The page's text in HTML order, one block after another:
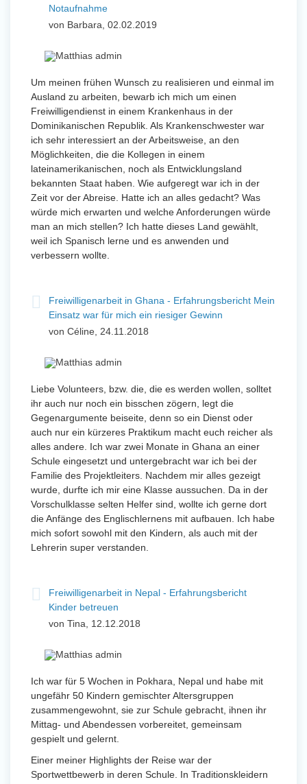
Notaufnahme
von Barbara, 02.02.2019
Um meinen frühen Wunsch zu realisieren und einmal im
Ausland zu arbeiten, bewarb ich mich um einen
Freiwilligendienst in einem Krankenhaus in der
Dominikanischen Republik. Als Krankenschwester war
ich sehr interessiert an der Arbeitsweise, an den
Möglichkeiten, die die Kollegen in einem
lateinamerikanischen, noch als Entwicklungsland
bekannten Staat haben. Wie aufgeregt war ich in der
Zeit vor der Abreise. Hatte ich an alles gedacht? Was
würde mich erwarten und welche Anforderungen würde
man an mich stellen? Ich hatte dieses Land gewählt,
weil ich Spanisch lerne und es anwenden und
verbessern wollte.
Freiwilligenarbeit in Ghana - Erfahrungsbericht Mein
Einsatz war für mich ein riesiger Gewinn
von Céline, 24.11.2018
Liebe Volunteers, bzw. die, die es werden wollen, solltet
ihr auch nur noch ein bisschen zögern, legt die
Gegenargumente beiseite, denn so ein Dienst oder
auch nur ein kürzeres Praktikum macht euch reicher als
alles andere. Ich war zwei Monate in Ghana an einer
Schule eingesetzt und untergebracht war ich bei der
Familie des Projektleiters. Nachdem mir alles gezeigt
wurde, durfte ich mir eine Klasse aussuchen. Da in der
Vorschulklasse selten Helfer sind, wollte ich gerne dort
die Anfänge des Englischlernens mit aufbauen. Ich habe
mich sofort sowohl mit den Kindern, als auch mit der
Lehrerin super verstanden.
Freiwilligenarbeit in Nepal - Erfahrungsbericht
Kinder betreuen
von Tina, 12.12.2018
Ich war für 5 Wochen in Pokhara, Nepal und habe mit
ungefähr 50 Kindern gemischter Altersgruppen
zusammengewohnt, sie zur Schule gebracht, ihnen ihr
Mittag- und Abendessen vorbereitet, gemeinsam
gespielt und gelernt.
Einer meiner Highlights der Reise war der
Sportwettbewerb in deren Schule. In Traditionskleidern